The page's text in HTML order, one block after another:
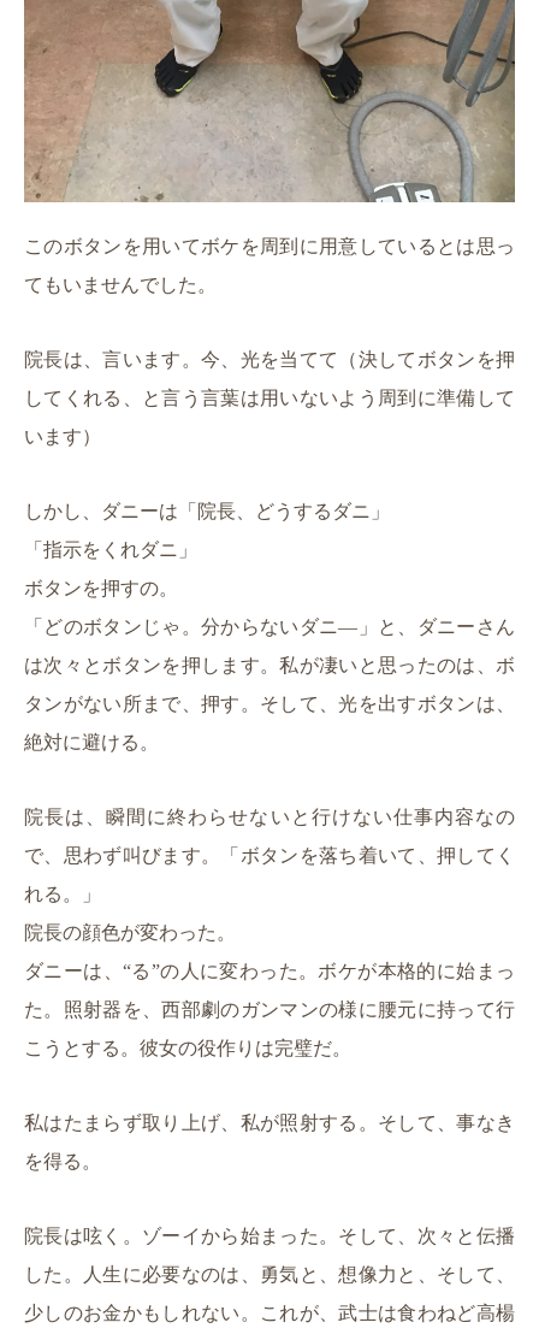
このボタンを用いてボケを周到に用意しているとは思っ
てもいませんでした。
院長は、言います。今、光を当てて（決してボタンを押
してくれる、と言う言葉は用いないよう周到に準備して
います）
しかし、ダニーは「院長、どうするダニ」
「指示をくれダニ」
ボタンを押すの。
「どのボタンじゃ。分からないダニ―」と、ダニーさん
は次々とボタンを押します。私が凄いと思ったのは、ボ
タンがない所まで、押す。そして、光を出すボタンは、
絶対に避ける。
院長は、瞬間に終わらせないと行けない仕事内容なの
で、思わず叫びます。「ボタンを落ち着いて、押してく
れる。」
院長の顔色が変わった。
ダニーは、“る”の人に変わった。ボケが本格的に始まっ
た。照射器を、西部劇のガンマンの様に腰元に持って行
こうとする。彼女の役作りは完璧だ。
私はたまらず取り上げ、私が照射する。そして、事なき
を得る。
院長は呟く。ゾーイから始まった。そして、次々と伝播
した。人生に必要なのは、勇気と、想像力と、そして、
少しのお金かもしれない。これが、武士は食わねど高楊